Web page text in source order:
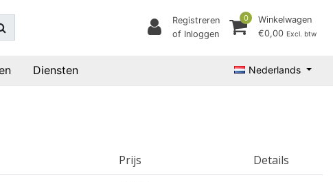
Registreren
of Inloggen
0
Winkelwagen
€0,00 Excl. btw
Diensten Nederlands
Prijs Details